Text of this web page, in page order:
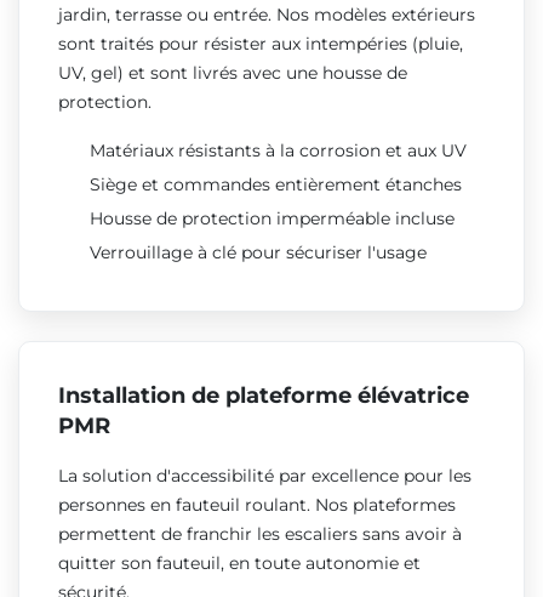
jardin, terrasse ou entrée. Nos modèles extérieurs
sont traités pour résister aux intempéries (pluie,
UV, gel) et sont livrés avec une housse de
protection.
Matériaux résistants à la corrosion et aux UV
Siège et commandes entièrement étanches
Housse de protection imperméable incluse
Verrouillage à clé pour sécuriser l'usage
Installation de plateforme élévatrice
PMR
La solution d'accessibilité par excellence pour les
personnes en fauteuil roulant. Nos plateformes
permettent de franchir les escaliers sans avoir à
quitter son fauteuil, en toute autonomie et
sécurité.